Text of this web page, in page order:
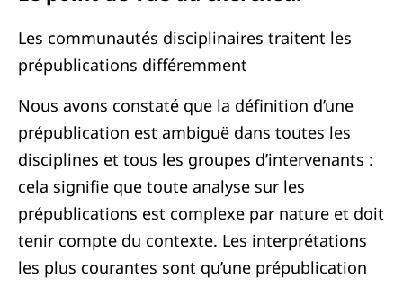
Les communautés disciplinaires traitent les
prépublications différemment
Nous avons constaté que la définition d’une
prépublication est ambiguë dans toutes les
disciplines et tous les groupes d’intervenants :
cela signifie que toute analyse sur les
prépublications est complexe par nature et doit
tenir compte du contexte. Les interprétations
les plus courantes sont qu’une prépublication